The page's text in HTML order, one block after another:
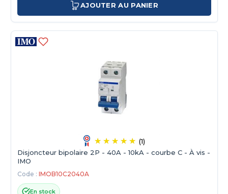
AJOUTER AU PANIER
(1)
Disjoncteur bipolaire 2P - 40A - 10kA - courbe C - À vis -
IMO
Code : IMOB10C2040A
En stock